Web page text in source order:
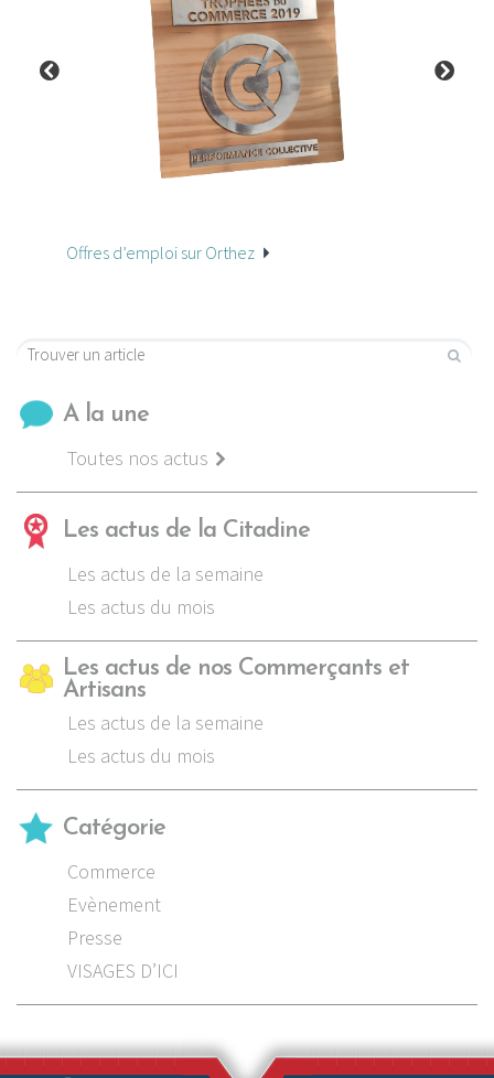
Offres d’emploi sur Orthez
A la une
Toutes nos actus
Les actus de la Citadine
Les actus de la semaine
Les actus du mois
Les actus de nos Commerçants et
Artisans
Les actus de la semaine
Les actus du mois
Catégorie
Commerce
Evènement
Presse
VISAGES D’ICI